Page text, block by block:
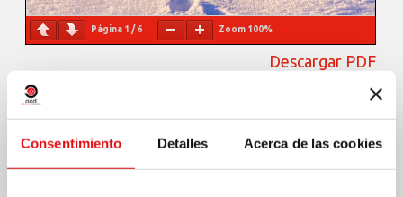
Consentimiento Detalles Acerca de las cookies
Página 1 /6 Zoom 100%
Descargar PDF
Compartir en: